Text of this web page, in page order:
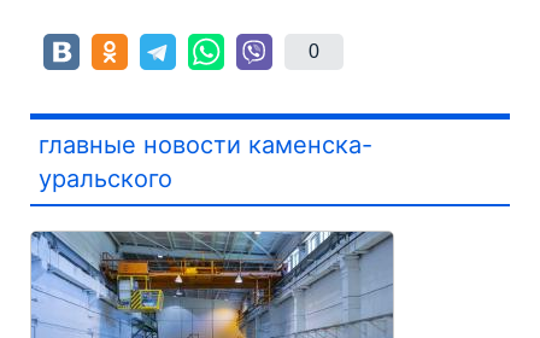
0
главные новости каменска-
уральского